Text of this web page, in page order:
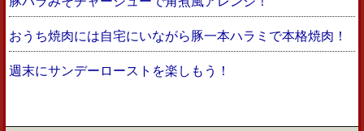
おうち焼肉には自宅にいながら豚一本ハラミで本格焼肉！
週末にサンデーローストを楽しもう！